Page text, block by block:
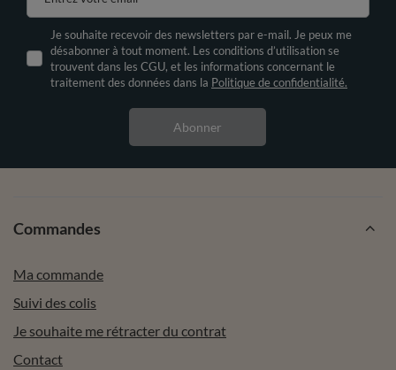
Je souhaite recevoir des newsletters par e-mail. Je peux me
désabonner à tout moment. Les conditions d’utilisation se
trouvent dans les CGU, et les informations concernant le
traitement des données dans la Politique de confidentialité.
Abonner
Commandes
Ma commande
Suivi des colis
Je souhaite me rétracter du contrat
Contact